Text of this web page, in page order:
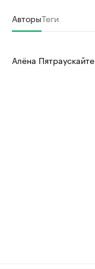
АвторыТеги
Алёна Пятраускайте